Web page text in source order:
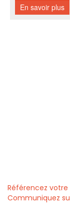
Référencez
Communiquez